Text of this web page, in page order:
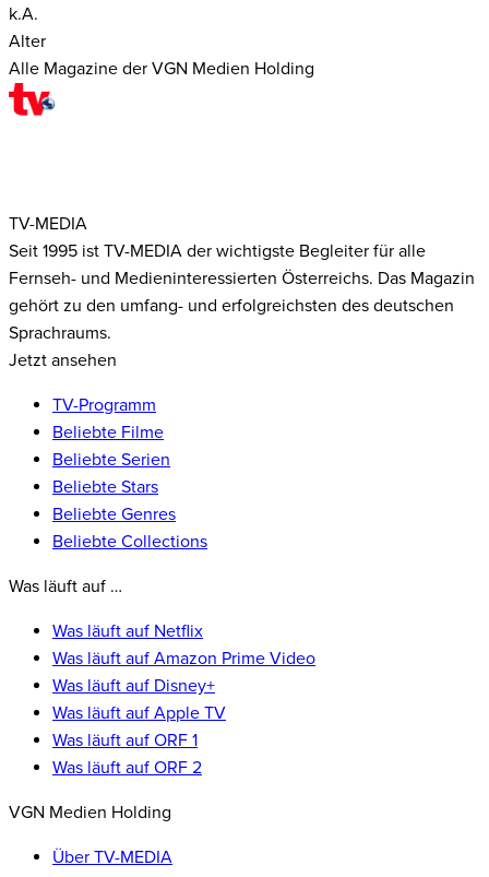
k.A.
Alter
Alle Magazine der VGN Medien Holding
TV-MEDIA
Seit 1995 ist TV-MEDIA der wichtigste Begleiter für alle
Fernseh- und Medieninteressierten Österreichs. Das Magazin
gehört zu den umfang- und erfolgreichsten des deutschen
Sprachraums.
Jetzt ansehen
TV-Programm
Beliebte Filme
Beliebte Serien
Beliebte Stars
Beliebte Genres
Beliebte Collections
Was läuft auf …
Was läuft auf Netflix
Was läuft auf Amazon Prime Video
Was läuft auf Disney+
Was läuft auf Apple TV
Was läuft auf ORF 1
Was läuft auf ORF 2
VGN Medien Holding
Über TV-MEDIA